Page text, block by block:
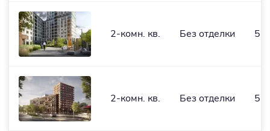
2-комн. кв. Без отделки 56
2-комн. кв. Без отделки